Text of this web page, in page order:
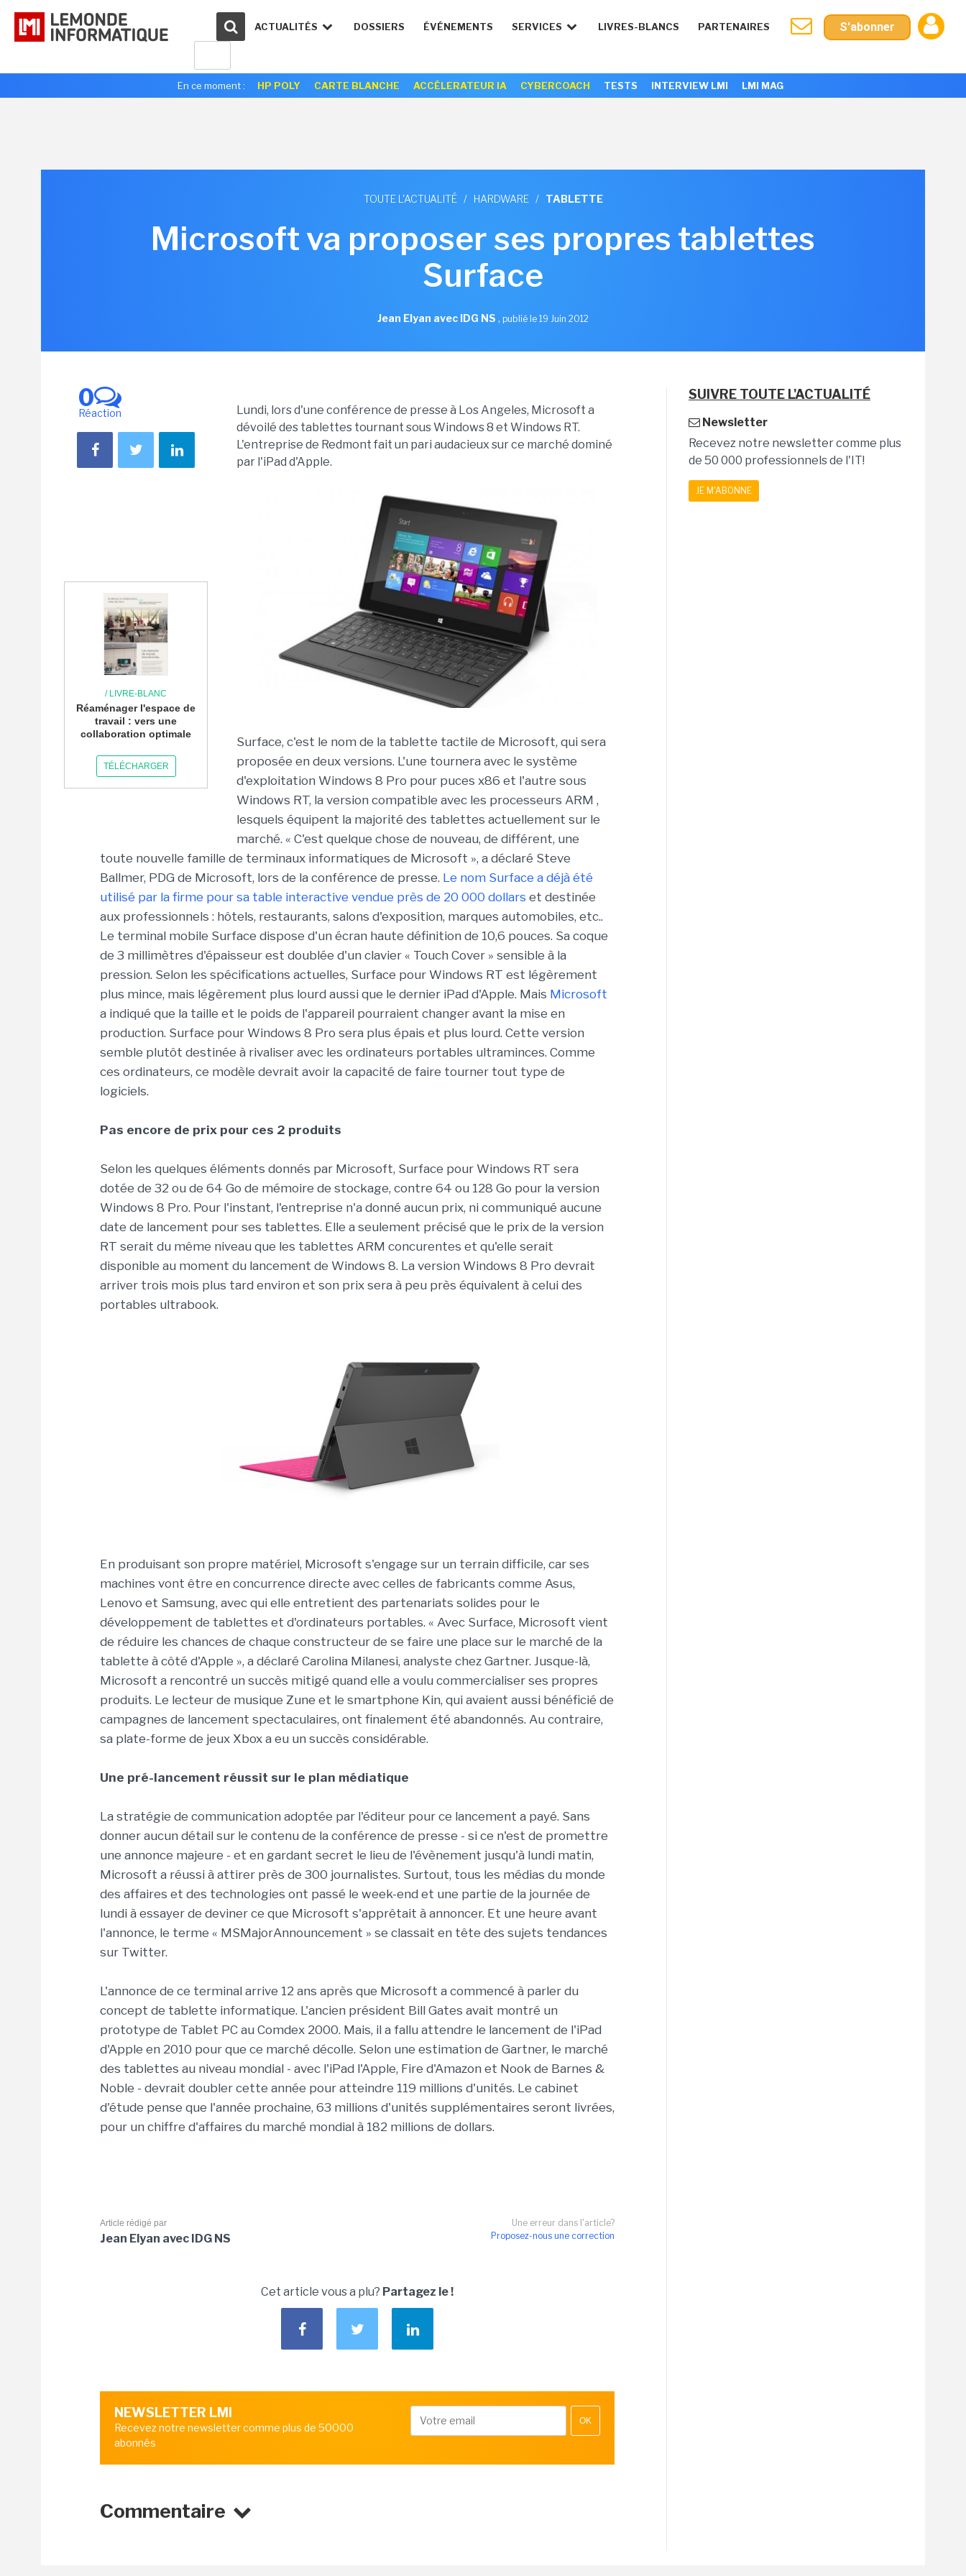
ACTUALITÉS DOSSIERS ÉVÉNEMENTS SERVICES LIVRES-BLANCS PARTENAIRES S'abonner
En ce moment : HP POLY CARTE BLANCHE ACCÉLERATEUR IA CYBERCOACH TESTS INTERVIEW LMI LMI MAG
TOUTE L'ACTUALITÉ / HARDWARE / TABLETTE
Microsoft va proposer ses propres tablettes
Surface
Jean Elyan avec IDG NS , publié le 19 Juin 2012
0
Réaction
/ LIVRE-BLANC
Réaménager l'espace de
travail : vers une
collaboration optimale
TÉLÉCHARGER
Lundi, lors d'une conférence de presse à Los Angeles, Microsoft a
dévoilé des tablettes tournant sous Windows 8 et Windows RT.
L'entreprise de Redmont fait un pari audacieux sur ce marché dominé
par l'iPad d'Apple.
Surface, c'est le nom de la tablette tactile de Microsoft, qui sera
proposée en deux versions. L'une tournera avec le système
d'exploitation Windows 8 Pro pour puces x86 et l'autre sous
Windows RT, la version compatible avec les processeurs ARM ,
lesquels équipent la majorité des tablettes actuellement sur le
marché. « C'est quelque chose de nouveau, de différent, une
toute nouvelle famille de terminaux informatiques de Microsoft », a déclaré Steve
Ballmer, PDG de Microsoft, lors de la conférence de presse. Le nom Surface a déjà été
utilisé par la firme pour sa table interactive vendue près de 20 000 dollars et destinée
aux professionnels : hôtels, restaurants, salons d'exposition, marques automobiles, etc..
Le terminal mobile Surface dispose d'un écran haute définition de 10,6 pouces. Sa coque
de 3 millimètres d'épaisseur est doublée d'un clavier « Touch Cover » sensible à la
pression. Selon les spécifications actuelles, Surface pour Windows RT est légèrement
plus mince, mais légèrement plus lourd aussi que le dernier iPad d'Apple. Mais Microsoft
a indiqué que la taille et le poids de l'appareil pourraient changer avant la mise en
production. Surface pour Windows 8 Pro sera plus épais et plus lourd. Cette version
semble plutôt destinée à rivaliser avec les ordinateurs portables ultraminces. Comme
ces ordinateurs, ce modèle devrait avoir la capacité de faire tourner tout type de
logiciels.
Pas encore de prix pour ces 2 produits
Selon les quelques éléments donnés par Microsoft, Surface pour Windows RT sera
dotée de 32 ou de 64 Go de mémoire de stockage, contre 64 ou 128 Go pour la version
Windows 8 Pro. Pour l'instant, l'entreprise n'a donné aucun prix, ni communiqué aucune
date de lancement pour ses tablettes. Elle a seulement précisé que le prix de la version
RT serait du même niveau que les tablettes ARM concurentes et qu'elle serait
disponible au moment du lancement de Windows 8. La version Windows 8 Pro devrait
arriver trois mois plus tard environ et son prix sera à peu près équivalent à celui des
portables ultrabook.
En produisant son propre matériel, Microsoft s'engage sur un terrain difficile, car ses
machines vont être en concurrence directe avec celles de fabricants comme Asus,
Lenovo et Samsung, avec qui elle entretient des partenariats solides pour le
développement de tablettes et d'ordinateurs portables. « Avec Surface, Microsoft vient
de réduire les chances de chaque constructeur de se faire une place sur le marché de la
tablette à côté d'Apple », a déclaré Carolina Milanesi, analyste chez Gartner. Jusque-là,
Microsoft a rencontré un succès mitigé quand elle a voulu commercialiser ses propres
produits. Le lecteur de musique Zune et le smartphone Kin, qui avaient aussi bénéficié de
campagnes de lancement spectaculaires, ont finalement été abandonnés. Au contraire,
sa plate-forme de jeux Xbox a eu un succès considérable.
Une pré-lancement réussit sur le plan médiatique
La stratégie de communication adoptée par l'éditeur pour ce lancement a payé. Sans
donner aucun détail sur le contenu de la conférence de presse - si ce n'est de promettre
une annonce majeure - et en gardant secret le lieu de l'évènement jusqu'à lundi matin,
Microsoft a réussi à attirer près de 300 journalistes. Surtout, tous les médias du monde
des affaires et des technologies ont passé le week-end et une partie de la journée de
lundi à essayer de deviner ce que Microsoft s'apprêtait à annoncer. Et une heure avant
l'annonce, le terme « MSMajorAnnouncement » se classait en tête des sujets tendances
sur Twitter.
L'annonce de ce terminal arrive 12 ans après que Microsoft a commencé à parler du
concept de tablette informatique. L'ancien président Bill Gates avait montré un
prototype de Tablet PC au Comdex 2000. Mais, il a fallu attendre le lancement de l'iPad
d'Apple en 2010 pour que ce marché décolle. Selon une estimation de Gartner, le marché
des tablettes au niveau mondial - avec l'iPad l'Apple, Fire d'Amazon et Nook de Barnes &
Noble - devrait doubler cette année pour atteindre 119 millions d'unités. Le cabinet
d'étude pense que l'année prochaine, 63 millions d'unités supplémentaires seront livrées,
pour un chiffre d'affaires du marché mondial à 182 millions de dollars.
Une erreur dans l'article?
Proposez-nous une correction
Article rédigé par
Jean Elyan avec IDG NS
Cet article vous a plu? Partagez le !
NEWSLETTER LMI
Recevez notre newsletter comme plus de 50000
abonnés
OK
Commentaire
SUIVRE TOUTE L'ACTUALITÉ
Newsletter
Recevez notre newsletter comme plus
de 50 000 professionnels de l'IT!
JE M'ABONNE